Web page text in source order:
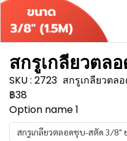
สกรูเกลียวตล
SKU : 2723 สกรูเกลียวตล
฿38
Option name 1
สกรูเกลียวตลอดชุบ-สตัด 3/8"